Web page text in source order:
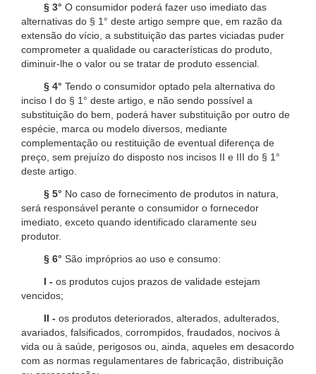
§ 3° O consumidor poderá fazer uso imediato das
alternativas do § 1° deste artigo sempre que, em razão da
extensão do vício, a substituição das partes viciadas puder
comprometer a qualidade ou características do produto,
diminuir-lhe o valor ou se tratar de produto essencial.
§ 4° Tendo o consumidor optado pela alternativa do
inciso I do § 1° deste artigo, e não sendo possível a
substituição do bem, poderá haver substituição por outro de
espécie, marca ou modelo diversos, mediante
complementação ou restituição de eventual diferença de
preço, sem prejuízo do disposto nos incisos II e III do § 1°
deste artigo.
§ 5° No caso de fornecimento de produtos in natura,
será responsável perante o consumidor o fornecedor
imediato, exceto quando identificado claramente seu
produtor.
§ 6° São impróprios ao uso e consumo:
I - os produtos cujos prazos de validade estejam
vencidos;
II - os produtos deteriorados, alterados, adulterados,
avariados, falsificados, corrompidos, fraudados, nocivos à
vida ou à saúde, perigosos ou, ainda, aqueles em desacordo
com as normas regulamentares de fabricação, distribuição